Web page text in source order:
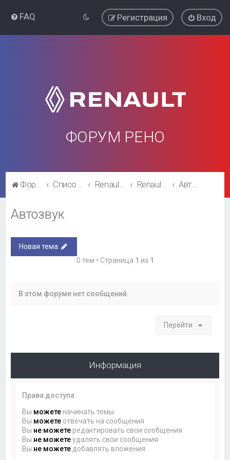
FAQ Вход
Регистрация
ФОРУМ РЕНО
Форум Рено Список форумов Renault Fluence Renault Fluence Автозвук
Автозвук
Новая тема
0 тем • Страница 1 из 1
В этом форуме нет сообщений.
Перейти
Информация
Права доступа
Вы можете начинать темы
Вы можете отвечать на сообщения
Вы не можете редактировать свои сообщения
Вы не можетеудалять свои сообщения
Вы не можете добавлять вложения